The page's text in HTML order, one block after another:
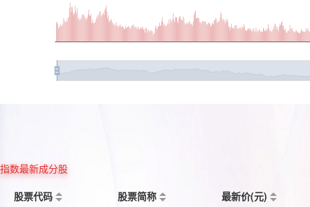
指数最新成分股
股票代码
股票简称 最新价(元)